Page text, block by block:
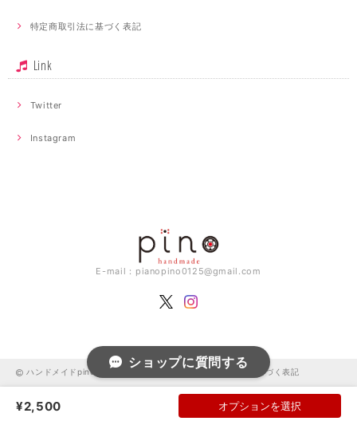
特定商取引法に基づく表記
Link
Twitter
Instagram
E-mail： pianopino0125@gmail.com
ハンドメイドpino | プライバシーポリシー |特定商取引法に基づく表記
¥2,500 オプションを選択
ショップに質問する